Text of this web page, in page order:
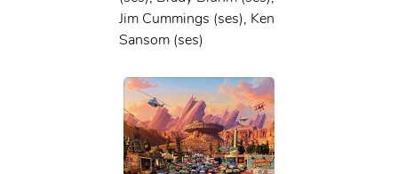
Şifre:
Beni Hatırla Şifremi Unuttum ?
Şifre:
Jim Cummings (ses), Ken
Sansom (ses)